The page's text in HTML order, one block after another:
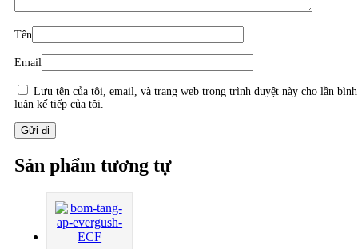
Tên
Email
Lưu tên của tôi, email, và trang web trong trình duyệt này cho lần bình
luận kế tiếp của tôi.
Sản phẩm tương tự